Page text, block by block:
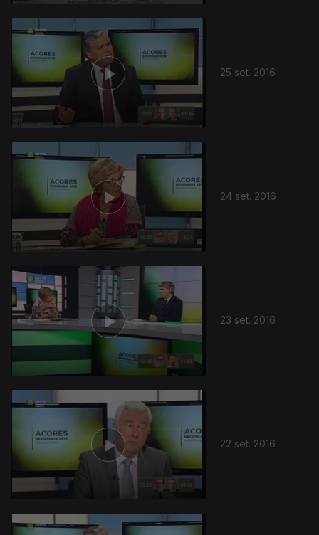
25 set. 2016
24 set. 2016
23 set. 2016
22 set. 2016
250974